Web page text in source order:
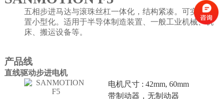
五相步进马达与滚珠丝杠一体化，结构紧凑。可实现装
置小型化。适用于半导体制造装置、一般工业机械、机
床、搬运设备等。
产品线
直线驱动步进电机
电机尺寸 : 42mm, 60mm
带制动器，无制动器